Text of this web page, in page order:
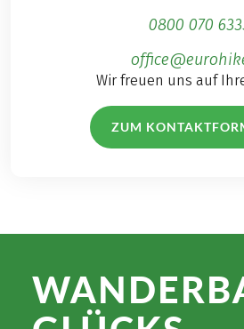
0800 070
Wir freuen uns auf
ZUM